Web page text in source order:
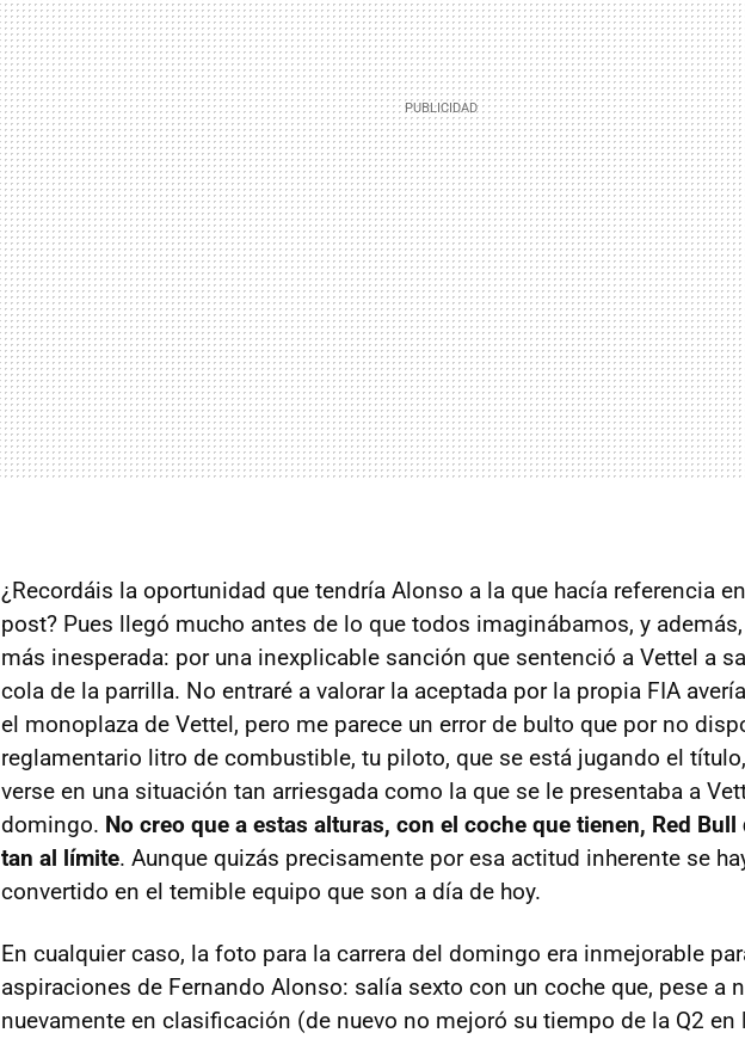
¿Recordáis la oportunidad que tendría Alonso a la que hacía referencia
post? Pues llegó mucho antes de lo que todos imaginábamos, y
más inesperada: por una inexplicable sanción que sentenció a Vettel a
cola de la parrilla. No entraré a valorar la aceptada por la propia FIA
el monoplaza de Vettel, pero me parece un error de bulto que por no
reglamentario litro de combustible, tu piloto, que se está jugando el
verse en una situación tan arriesgada como la que se le presentaba a
domingo. No creo que a estas alturas, con el coche que tienen, Red Bull
tan al límite. Aunque quizás precisamente por esa actitud inherente se
convertido en el temible equipo que son a día de hoy.
En cualquier caso, la foto para la carrera del domingo era inmejorable
aspiraciones de Fernando Alonso: salía sexto con un coche que, pese a
nuevamente en clasificación (de nuevo no mejoró su tiempo de la Q2 en